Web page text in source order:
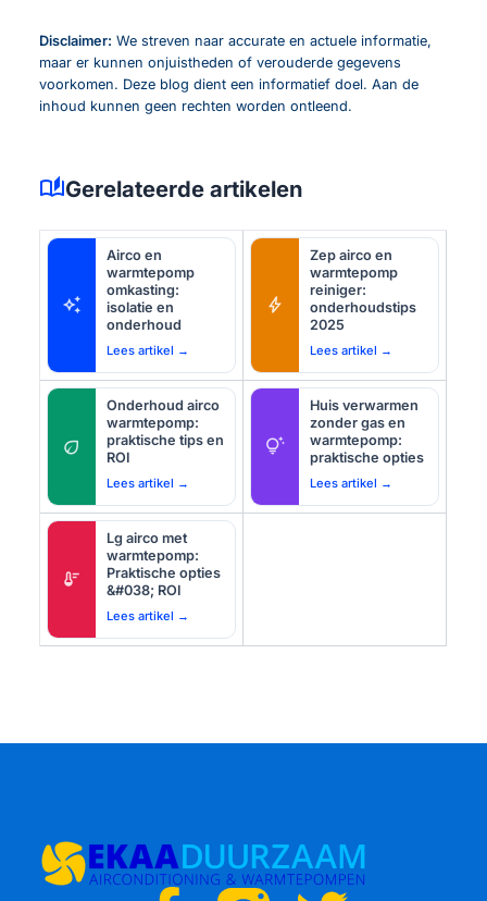
Disclaimer: We streven naar accurate en actuele informatie,
maar er kunnen onjuistheden of verouderde gegevens
voorkomen. Deze blog dient een informatief doel. Aan de
inhoud kunnen geen rechten worden ontleend.
auto_storiesGerelateerde artikelen
auto_awesome
Airco en
warmtepomp
omkasting:
isolatie en
onderhoud
Lees artikel →
bolt
Zep airco en
warmtepomp
reiniger:
onderhoudstips
2025
Lees artikel →
eco
Onderhoud airco
warmtepomp:
praktische tips en
ROI
Lees artikel →
tips_and_updates
Huis verwarmen
zonder gas en
warmtepomp:
praktische opties
Lees artikel →
thermostat
Lg airco met
warmtepomp:
Praktische opties
&#038; ROI
Lees artikel →